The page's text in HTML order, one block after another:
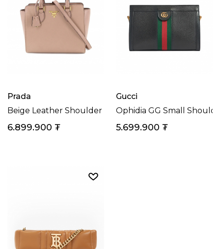
Prada
Beige Leather Shoulder Tote Handbag
6.899.900 ₮
Gucci
Ophidia GG Small
5.699.900 ₮